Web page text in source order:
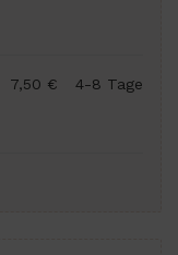
4-8 Tage
7,50 €